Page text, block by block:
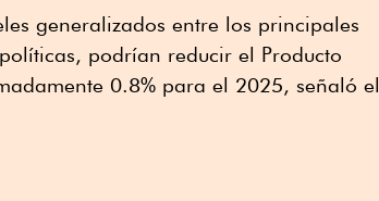
generalizados entre los principales
podrían reducir el Producto
0.8% para el 2025, señaló el